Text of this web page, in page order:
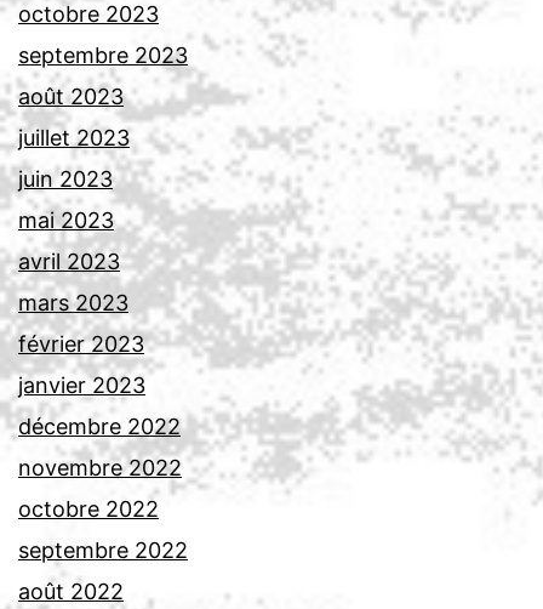
octobre 2023
septembre 2023
août 2023
juillet 2023
juin 2023
mai 2023
avril 2023
mars 2023
février 2023
janvier 2023
décembre 2022
novembre 2022
octobre 2022
septembre 2022
août 2022